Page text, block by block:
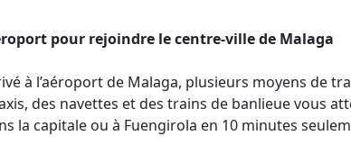
pour rejoindre le centre-ville de Malaga
à l’aéroport de Malaga, plusieurs moyens de
des navettes et des trains de banlieue vous
la capitale ou à Fuengirola en 10 minutes